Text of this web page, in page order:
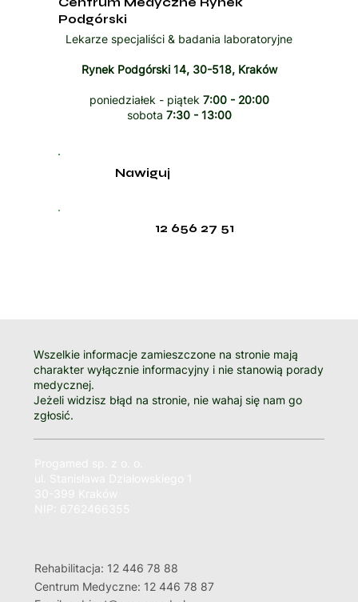
Podgórski
Lekarze specjaliści & badania laboratoryjne
Rynek Podgórski 14, 30-518, Kraków
poniedziałek - piątek 7:00 - 20:00
sobota 7:30 - 13:00
12 656 27 51
Nawiguj
Wszelkie informacje zamieszczone na stronie mają
charakter wyłącznie informacyjny i nie stanowią porady
medycznej.
Jeżeli widzisz błąd na stronie, nie wahaj się nam go
zgłosić.
Rehabilitacja: 12 446 78 88
Centrum Medyczne: 12 446 78 87